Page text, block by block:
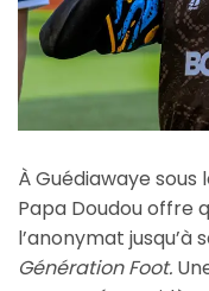
À Guédiawaye sous
Papa Doudou offre
l’anonymat jusqu’à
Génération Foot.